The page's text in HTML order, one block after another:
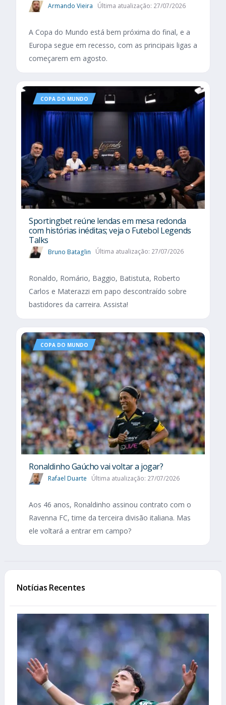
Armando Vieira Última atualização: 27/07/2026
A Copa do Mundo está bem próxima do final, e a
Europa segue em recesso, com as principais ligas a
começarem em agosto.
COPA DO MUNDO
Sportingbet reúne lendas em mesa redonda
com histórias inéditas; veja o Futebol Legends
Talks
Bruno Bataglin Última atualização: 27/07/2026
Ronaldo, Romário, Baggio, Batistuta, Roberto
Carlos e Materazzi em papo descontraído sobre
bastidores da carreira. Assista!
COPA DO MUNDO
Ronaldinho Gaúcho vai voltar a jogar?
Rafael Duarte Última atualização: 27/07/2026
Aos 46 anos, Ronaldinho assinou contrato com o
Ravenna FC, time da terceira divisão italiana. Mas
ele voltará a entrar em campo?
Notícias Recentes